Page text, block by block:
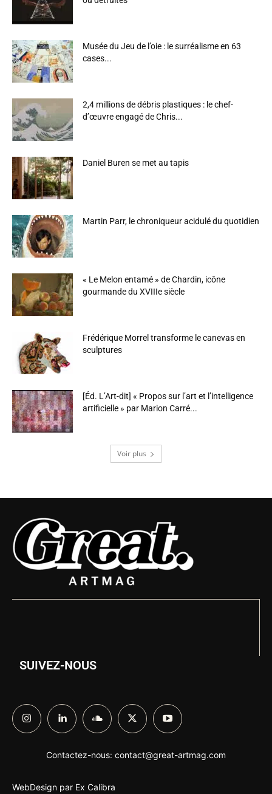
Musée du Jeu de l’oie : le surréalisme en 63
cases...
2,4 millions de débris plastiques : le chef-
d’œuvre engagé de Chris...
Daniel Buren se met au tapis
Martin Parr, le chroniqueur acidulé du quotidien
« Le Melon entamé » de Chardin, icône
gourmande du XVIIIe siècle
Frédérique Morrel transforme le canevas en
sculptures
[Éd. L’Art-dit] « Propos sur l’art et l’intelligence
artificielle » par Marion Carré...
Voir plus
SUIVEZ-NOUS
Contactez-nous: contact@great-artmag.com
WebDesign par Ex Calibra